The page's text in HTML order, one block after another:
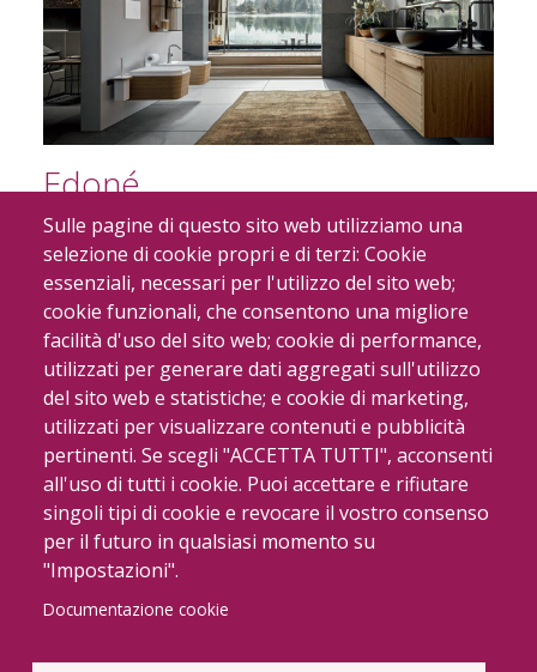
Edoné
Colavene
Sulle pagine di questo sito web utilizziamo una
selezione di cookie propri e di terzi: Cookie
essenziali, necessari per l'utilizzo del sito web;
cookie funzionali, che consentono una migliore
facilità d'uso del sito web; cookie di performance,
utilizzati per generare dati aggregati sull'utilizzo
del sito web e statistiche; e cookie di marketing,
utilizzati per visualizzare contenuti e pubblicità
pertinenti. Se scegli "ACCETTA TUTTI", acconsenti
all'uso di tutti i cookie. Puoi accettare e rifiutare
singoli tipi di cookie e revocare il vostro consenso
per il futuro in qualsiasi momento su
"Impostazioni".
Documentazione cookie